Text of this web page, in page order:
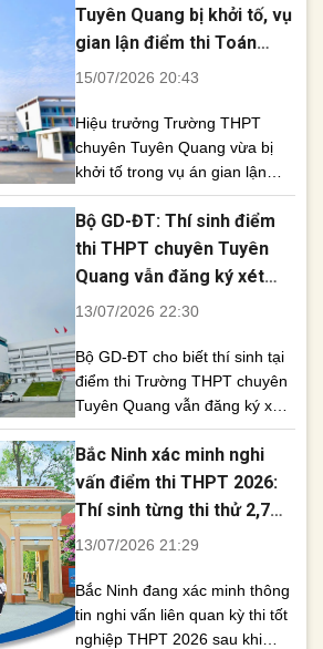
chức vụ, quyền hạn trong khi
thi hành công vụ”, nâng tổng
tại điểm thi này [...]
Tuyên Quang bị khởi tố, vụ
gian lận điểm thi Toán
nâng lên 26 bị can
15/07/2026 20:43
Hiệu trưởng Trường THPT
chuyên Tuyên Quang vừa bị
khởi tố trong vụ án gian lận
điểm thi Toán THPT 2026,
nâng tổng số bị can lên 26
người. Cơ quan An ninh điều
tra Công an tỉnh Tuyên Quang
Trường THPT chuyên Tuyên
khác [...]
Bộ GD-ĐT: Thí sinh điểm
thi THPT chuyên Tuyên
Quang vẫn đăng ký xét
tuyển đại học bình thường
13/07/2026 22:30
Bộ GD-ĐT cho biết thí sinh tại
điểm thi Trường THPT chuyên
Tuyên Quang vẫn đăng ký xét
tuyển đại học theo kế hoạch,
việc xử lý sẽ căn cứ kết quả
điều tra. Bộ Giáo dục và Đào
tạo (GD-ĐT) khẳng định các thí
chuyên Tuyên Quang vẫn [...]
Bắc Ninh xác minh nghi
vấn điểm thi THPT 2026:
Thí sinh từng thi thử 2,7
điểm, thi thật đạt 9,5 điểm
13/07/2026 21:29
Bắc Ninh đang xác minh thông
tin nghi vấn liên quan kỳ thi tốt
nghiệp THPT 2026 sau khi